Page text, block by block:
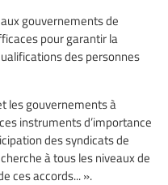
gouvernements de
pour garantir la
des personnes
les gouvernements à
instruments d’importance
des syndicats de
à tous les niveaux de
ces accords... ».